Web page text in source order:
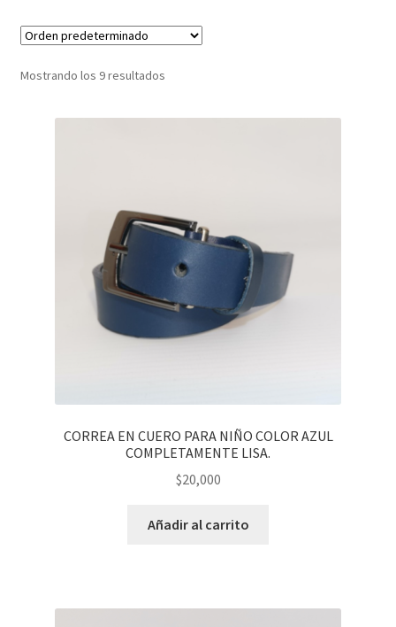
Infantil
Mostrando los 9 resultados
CORREA EN CUERO PARA NIÑO COLOR AZUL
COMPLETAMENTE LISA.
$20,000
Añadir al carrito